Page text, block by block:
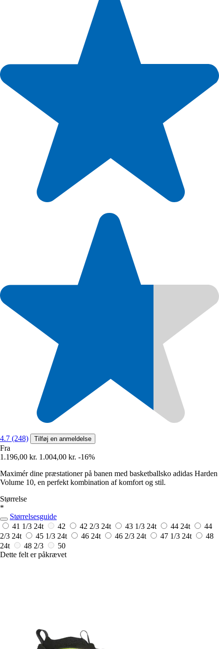
4.7 (248) Tilføj en anmeldelse
Fra
1.196,00 kr. 1.004,00 kr. -16%
Maximér dine præstationer på banen med basketballsko adidas Harden
Volume 10, en perfekt kombination af komfort og stil.
Størrelse
*
Størrelsesguide
41 1/3 24t 42 42 2/3 24t 43 1/3 24t 44 24t
44
2/3 24t 45 1/3 24t 46 24t 46 2/3 24t 47 1/3 24t
48
24t
48 2/3
50
Dette felt er påkrævet